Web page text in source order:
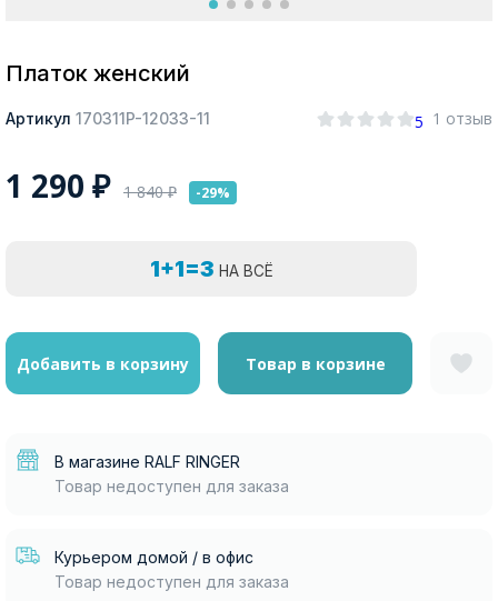
Платок женский
Артикул 170311P-12033-11 5 1 отзыв
1 290 ₽ 1 840₽ -29%
1+1=3 НА ВСЁ
Добавить в корзину Товар в корзине
В магазине RALF RINGER
Товар недоступен для заказа
Курьером домой / в офис
Товар недоступен для заказа